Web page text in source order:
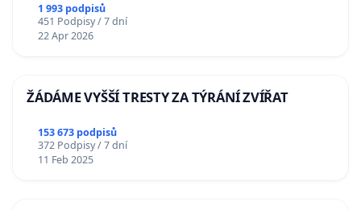
1 993 podpisů
451 Podpisy / 7 dní
22 Apr 2026
ŽÁDÁME VYŠŠÍ TRESTY ZA TÝRÁNÍ ZVÍŘAT
153 673 podpisů
372 Podpisy / 7 dní
11 Feb 2025